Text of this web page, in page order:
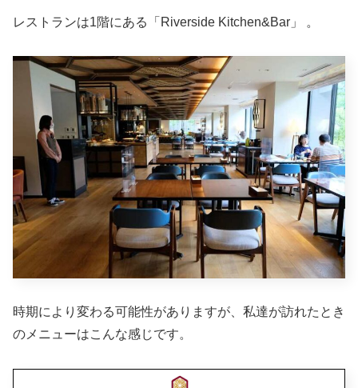
レストランは1階にある「Riverside Kitchen&Bar」 。
時期により変わる可能性がありますが、私達が訪れたとき
のメニューはこんな感じです。